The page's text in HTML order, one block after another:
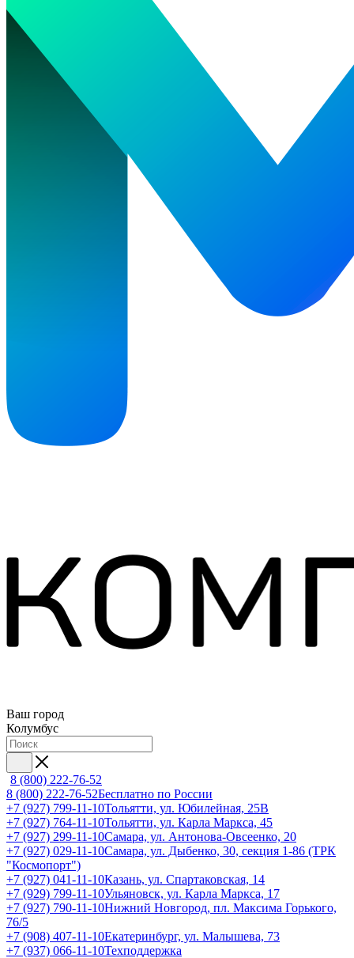
Ваш город
Колумбус
8 (800) 222-76-52
8 (800) 222-76-52Бесплатно по России
+7 (927) 799-11-10Тольятти, ул. Юбилейная, 25В
+7 (927) 764-11-10Тольятти, ул. Карла Маркса, 45
+7 (927) 299-11-10Самара, ул. Антонова-Овсеенко, 20
+7 (927) 029-11-10Самара, ул. Дыбенко, 30, секция 1-86 (ТРК
"Космопорт")
+7 (927) 041-11-10Казань, ул. Спартаковская, 14
+7 (929) 799-11-10Ульяновск, ул. Карла Маркса, 17
+7 (927) 790-11-10Нижний Новгород, пл. Максима Горького,
76/5
+7 (908) 407-11-10Екатеринбург, ул. Малышева, 73
+7 (937) 066-11-10Техподдержка